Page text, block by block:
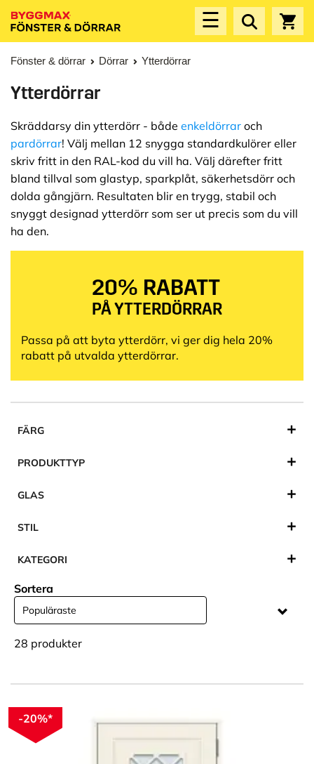
☰
Fönster & dörrar Dörrar Ytterdörrar
FÄRG
PRODUKTTYP
GLAS
STIL
KATEGORI
Ytterdörrar
Skräddarsy din ytterdörr - både enkeldörrar och
pardörrar! Välj mellan 12 snygga standardkulörer eller
skriv fritt in den RAL-kod du vill ha. Välj därefter fritt
bland tillval som glastyp, sparkplåt, säkerhetsdörr och
dolda gångjärn. Resultaten blir en trygg, stabil och
snyggt designad ytterdörr som ser ut precis som du vill
ha den.
20% RABATT
PÅ YTTERDÖRRAR
Passa på att byta ytterdörr, vi ger dig hela 20%
rabatt på utvalda ytterdörrar.
Sortera
28 produkter
-20%*